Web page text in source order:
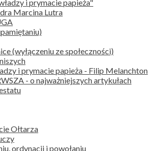
i prymacie papieża"
Marcina Lutra
(wyłączeniu ze społeczności)
i prymacie papieża - Filip Melanchton
- o najważniejszych artykułach
Ołtarza
ordynacji i powołaniu